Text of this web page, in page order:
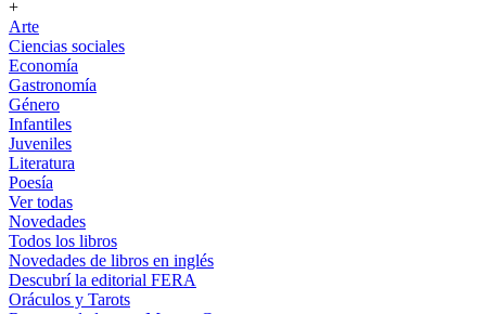
+
Arte
Ciencias sociales
Economía
Gastronomía
Género
Infantiles
Juveniles
Literatura
Poesía
Ver todas
Novedades
Todos los libros
Novedades de libros en inglés
Descubrí la editorial FERA
Oráculos y Tarots